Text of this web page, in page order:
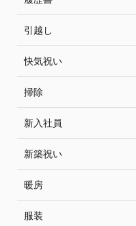
引越し
快気祝い
掃除
新入社員
新築祝い
暖房
服装